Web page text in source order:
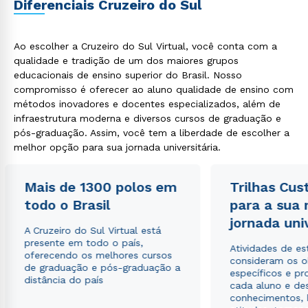
Diferenciais Cruzeiro do Sul
Ao escolher a Cruzeiro do Sul Virtual, você conta com a
qualidade e tradição de um dos maiores grupos
educacionais de ensino superior do Brasil. Nosso
compromisso é oferecer ao aluno qualidade de ensino com
métodos inovadores e docentes especializados, além de
infraestrutura moderna e diversos cursos de graduação e
pós-graduação. Assim, você tem a liberdade de escolher a
melhor opção para sua jornada universitária.
Mais de 1300 polos em
todo o Brasil
A Cruzeiro do Sul Virtual está
presente em todo o país,
oferecendo os melhores cursos
de graduação e pós-graduação a
distância do país
Trilhas
para a sua
jornada
Atividades de
consideram os
específicos e
cada aluno e
conhecimentos,
Estou de acordo com aPolítica de Privacidade.e
autorizo que meus dados sejam utilizados para o
envio de conteúdos da Cruzeiro do Sul.